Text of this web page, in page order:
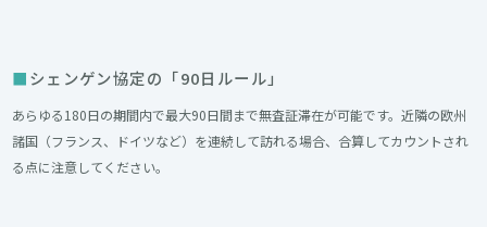
シェンゲン協定の「90日ルール」
あらゆる180日の期間内で最大90日間まで無査証滞在が可能です。近隣の欧州
諸国（フランス、ドイツなど）を連続して訪れる場合、合算してカウントされ
る点に注意してください。